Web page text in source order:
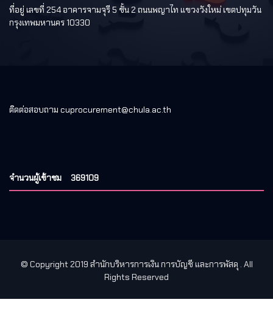
ที่อยู่ เลขที่ 254 อาคารจามจุรี 5 ชั้น 2 ถนนพญาไท แขวงวังใหม่ เขตปทุมวัน
กรุงเทพมหานคร 10330
ติดต่อสอบถาม cuprocurement@chula.ac.th
จำนวนผู้เข้าชม 369109
© Copyright 2019 สำนักบริหารการเงิน การบัญชี และการพัสดุ . All
Rights Reserved